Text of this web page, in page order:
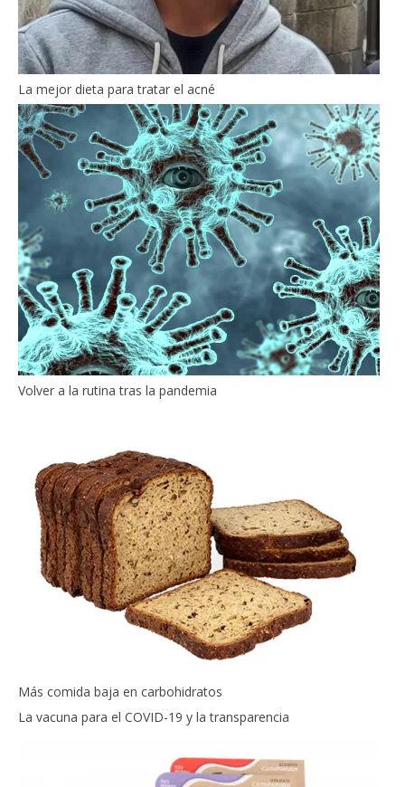
La mejor dieta para tratar el acné
Volver a la rutina tras la pandemia
Más comida baja en carbohidratos
La vacuna para el COVID-19 y la transparencia